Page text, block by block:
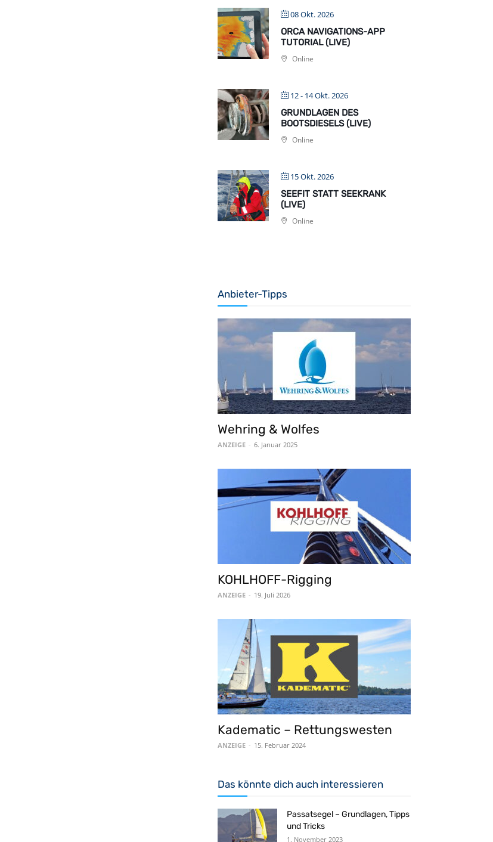
08 Okt. 2026
ORCA NAVIGATIONS-APP
TUTORIAL (LIVE)
Online
12 - 14 Okt. 2026
GRUNDLAGEN DES
BOOTSDIESELS (LIVE)
Online
15 Okt. 2026
SEEFIT STATT SEEKRANK
(LIVE)
Online
Anbieter-Tipps
Wehring & Wolfes
ANZEIGE - 6. Januar 2025
KOHLHOFF-Rigging
ANZEIGE - 19. Juli 2026
Kadematic – Rettungswesten
ANZEIGE - 15. Februar 2024
Das könnte dich auch interessieren
Passatsegel – Grundlagen, Tipps
und Tricks
1. November 2023